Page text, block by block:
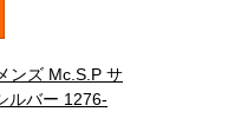
ンズ Mc.S.P サ
ルバー 1276-